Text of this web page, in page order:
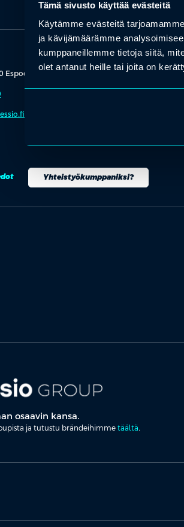
Tämä sivusto käyttää evästeitä
Käytämme evästeitä
ja kävijämäärämme
kumppaneillemme tietoja siitä,
olet antanut heille tai joita on
Espoo
Yhteistyökumppaniksi?
osaavin kansa.
ja tutustu brändeihimme täältä.